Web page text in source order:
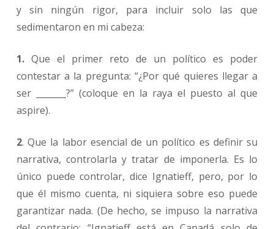
y sin ningún rigor, para incluir solo las que
sedimentaron en mi cabeza:
1.Que el primer reto de un político es poder
contestar a la pregunta: “¿Por qué quieres llegar a
ser _______?” (coloque en la raya el puesto al que
aspire).
2. Que la labor esencial de un político es definir su
narrativa, controlarla y tratar de imponerla. Es lo
único puede controlar, dice Ignatieff, pero, por lo
que él mismo cuenta, ni siquiera sobre eso puede
garantizar nada. (De hecho, se impuso la narrativa